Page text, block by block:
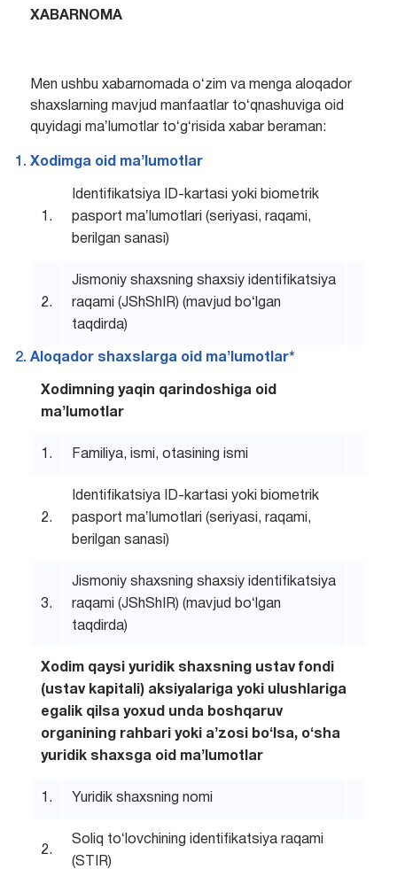
XABARNOMA
Men ushbu xabarnomada oʻzim va menga aloqador
shaxslarning mavjud manfaatlar toʻqnashuviga oid
quyidagi maʼlumotlar toʻgʻrisida xabar beraman:
Xodimga oid maʼlumotlar
1.
Identifikatsiya ID-kartasi yoki biometrik
pasport maʼlumotlari (seriyasi, raqami,
berilgan sanasi)
2.
Jismoniy shaxsning shaxsiy identifikatsiya
raqami (JShShIR) (mavjud boʻlgan
taqdirda)
Aloqador shaxslarga oid maʼlumotlar*
Xodimning yaqin qarindoshiga oid
maʼlumotlar
1. Familiya, ismi, otasining ismi
2.
Identifikatsiya ID-kartasi yoki biometrik
pasport maʼlumotlari (seriyasi, raqami,
berilgan sanasi)
3.
Jismoniy shaxsning shaxsiy identifikatsiya
raqami (JShShIR) (mavjud boʻlgan
taqdirda)
Xodim qaysi yuridik shaxsning ustav fondi
(ustav kapitali) aksiyalariga yoki ulushlariga
egalik qilsa yoxud unda boshqaruv
organining rahbari yoki aʼzosi boʻlsa, oʻsha
yuridik shaxsga oid maʼlumotlar
1. Yuridik shaxsning nomi
2.
Soliq toʻlovchining identifikatsiya raqami
(STIR)